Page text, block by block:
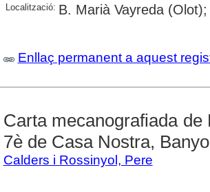
Localització: B. Marià Vayreda
Enllaç permanent a aquest
Carta mecanografiada
7è de Casa Nostra,
Calders i Rossinyol, Pere